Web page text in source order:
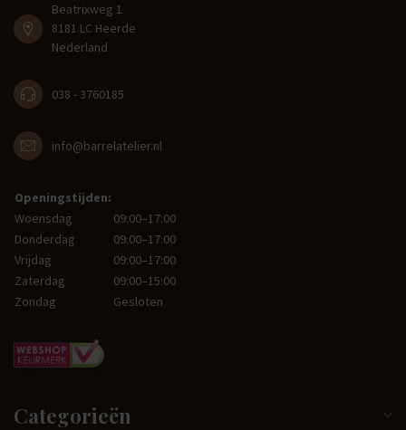
Beatrixweg 1
8181 LC Heerde
Nederland
038 - 3760185
info@barrelatelier.nl
Openingstijden:
Woensdag
09:00–17:00
Donderdag
09:00–17:00
Vrijdag
09:00–17:00
Zaterdag
09:00–15:00
Zondag
Gesloten
Categorieën